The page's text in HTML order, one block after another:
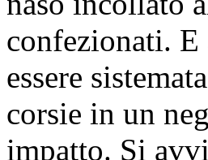
confezionati.
essere
corsie in un
impatto. Si